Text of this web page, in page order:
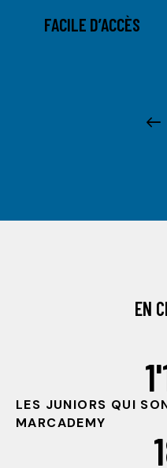
FACILE D’ACCÈS
EN
LES JUNIORS QUI
MARCADEMY